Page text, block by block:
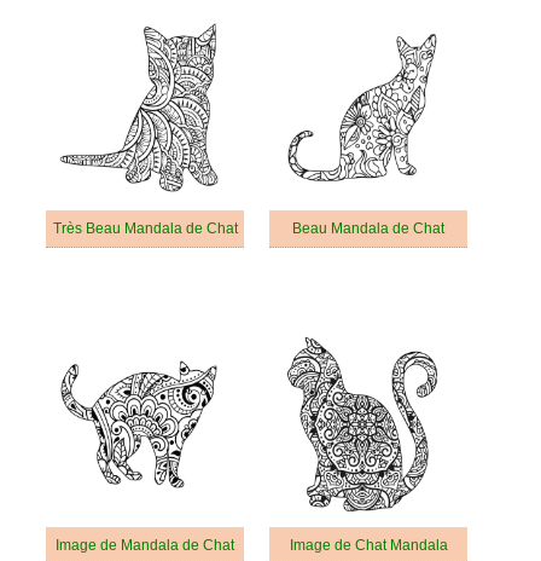
Très Beau Mandala de Chat Beau Mandala de Chat
Image de Mandala de Chat Image de Chat Mandala